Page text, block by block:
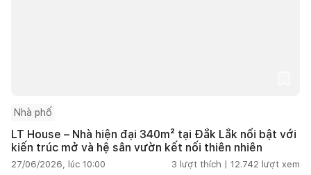
Nhà phố
LT House – Nhà hiện đại 340m² tại Đắk Lắk nổi bật với
kiến trúc mở và hệ sân vườn kết nối thiên nhiên
27/06/2026, lúc 10:00 3 lượt thích | 12.742 lượt xem